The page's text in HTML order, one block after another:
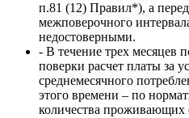
п.81 (12) Правил*), а
межповерочного
недостоверными.
- В течение трех месяцев
поверки расчет платы за
среднемесячного
этого времени – по
количества